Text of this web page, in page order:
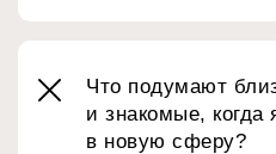
Что подумают
и знакомые, когда
в новую сферу?